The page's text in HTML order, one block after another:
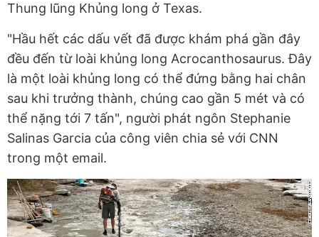
Thung lũng Khủng long ở Texas.
"Hầu hết các dấu vết đã được khám phá gần đây
đều đến từ loài khủng long Acrocanthosaurus. Đây
là một loài khủng long có thể đứng bằng hai chân
sau khi trưởng thành, chúng cao gần 5 mét và có
thể nặng tới 7 tấn", người phát ngôn Stephanie
Salinas Garcia của công viên chia sẻ với CNN
trong một email.